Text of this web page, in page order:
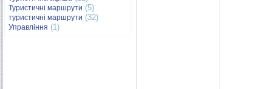
Туристичні маршрути (5)
туристичні маршрути (32)
Управління (1)